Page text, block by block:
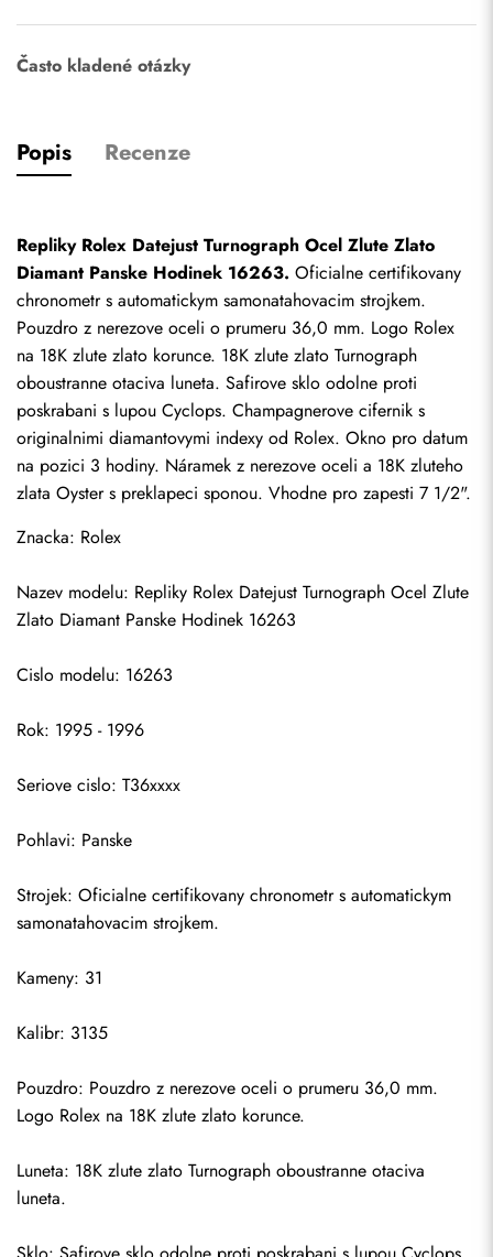
Často kladené otázky
Popis Recenze
Repliky Rolex Datejust Turnograph Ocel Zlute Zlato
Diamant Panske Hodinek 16263. Oficialne certifikovany
chronometr s automatickym samonatahovacim strojkem.
Pouzdro z nerezove oceli o prumeru 36,0 mm. Logo Rolex
na 18K zlute zlato korunce. 18K zlute zlato Turnograph
oboustranne otaciva luneta. Safirove sklo odolne proti
poskrabani s lupou Cyclops. Champagnerove cifernik s
originalnimi diamantovymi indexy od Rolex. Okno pro datum
na pozici 3 hodiny. Náramek z nerezove oceli a 18K zluteho
zlata Oyster s preklapeci sponou. Vhodne pro zapesti 7 1/2".
Znacka: Rolex
Nazev modelu: Repliky Rolex Datejust Turnograph Ocel Zlute
Zlato Diamant Panske Hodinek 16263
Cislo modelu: 16263
Rok: 1995 - 1996
Seriove cislo: T36xxxx
Pohlavi: Panske
Strojek: Oficialne certifikovany chronometr s automatickym
samonatahovacim strojkem.
Kameny: 31
Kalibr: 3135
Pouzdro: Pouzdro z nerezove oceli o prumeru 36,0 mm.
Logo Rolex na 18K zlute zlato korunce.
Luneta: 18K zlute zlato Turnograph oboustranne otaciva
luneta.